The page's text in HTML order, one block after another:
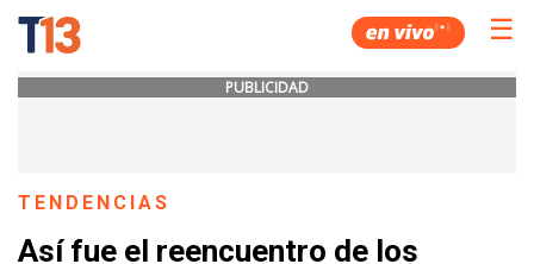
☰
PUBLICIDAD
TENDENCIAS
Así fue el reencuentro de los